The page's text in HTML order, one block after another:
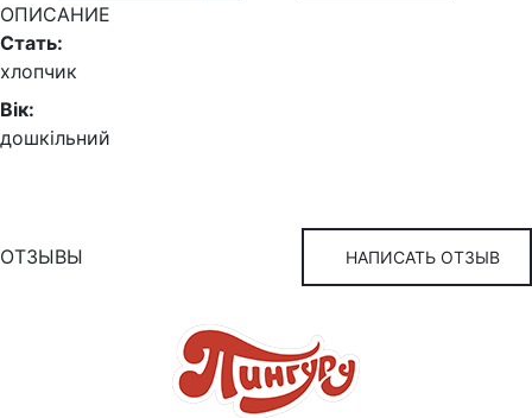
ОПИСАНИЕ
Стать:
хлопчик
Вік:
дошкільний
ОТЗЫВЫ НАПИСАТЬ ОТЗЫВ